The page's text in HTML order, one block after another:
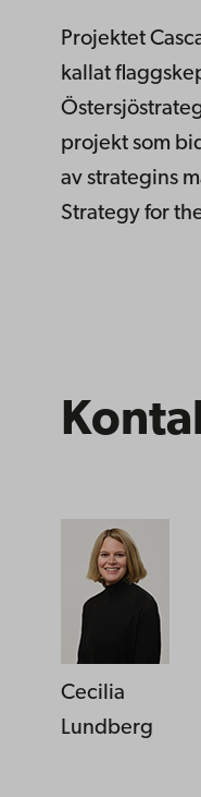
Projektet
kallat
projekt som
av strategins
Strategy for
Cecilia
Lundberg